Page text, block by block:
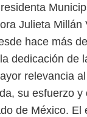
Julieta Millán
hace más
dedicación de
relevancia
su esfuerzo
de México. El